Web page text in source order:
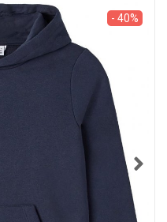
- 40%